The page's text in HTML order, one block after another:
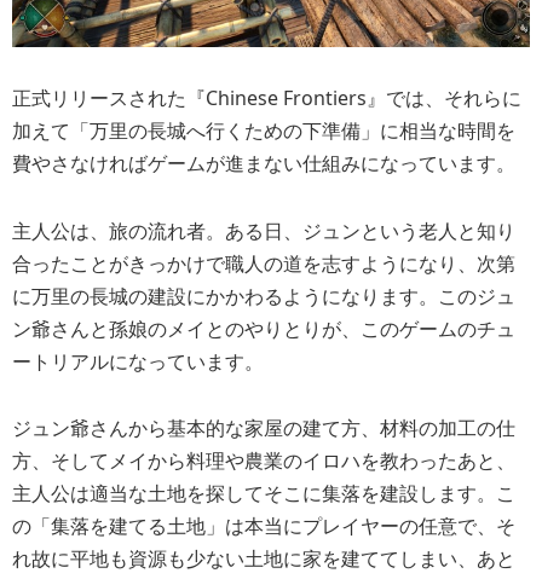
正式リリースされた『Chinese Frontiers』では、それらに
加えて「万里の長城へ行くための下準備」に相当な時間を
費やさなければゲームが進まない仕組みになっています。
主人公は、旅の流れ者。ある日、ジュンという老人と知り
合ったことがきっかけで職人の道を志すようになり、次第
に万里の長城の建設にかかわるようになります。このジュ
ン爺さんと孫娘のメイとのやりとりが、このゲームのチュ
ートリアルになっています。
ジュン爺さんから基本的な家屋の建て方、材料の加工の仕
方、そしてメイから料理や農業のイロハを教わったあと、
主人公は適当な土地を探してそこに集落を建設します。こ
の「集落を建てる土地」は本当にプレイヤーの任意で、そ
れ故に平地も資源も少ない土地に家を建ててしまい、あと